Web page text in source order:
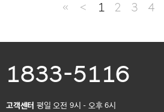
≪ ＜ 1 2 3 4
1833-5116
고객센터 평일 오전 9시 - 오후 6시